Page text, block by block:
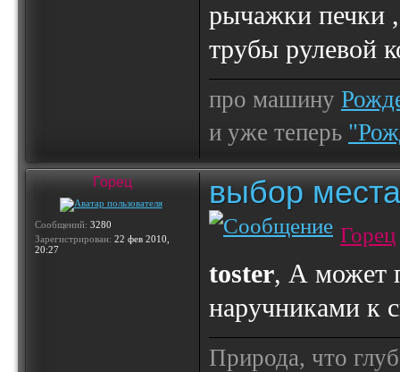
рычажки печки ,
трубы рулевой
про машину
и уже теперь
Горец
Сообщений: 3280
Зарегистрирован: 22 фев 2010,
20:27
выбор
Горец
toster, А может
наручниками к
Природа, что